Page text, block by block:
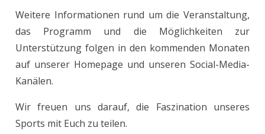
Weitere Informationen rund um die Veranstaltung,
das Programm und die Möglichkeiten zur
Unterstützung folgen in den kommenden Monaten
auf unserer Homepage und unseren Social-Media-
Kanälen.
Wir freuen uns darauf, die Faszination unseres
Sports mit Euch zu teilen.